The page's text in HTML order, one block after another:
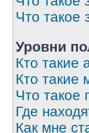
Что такое
Уровни
Кто такие
Кто такие
Что такое
Где
Как мне